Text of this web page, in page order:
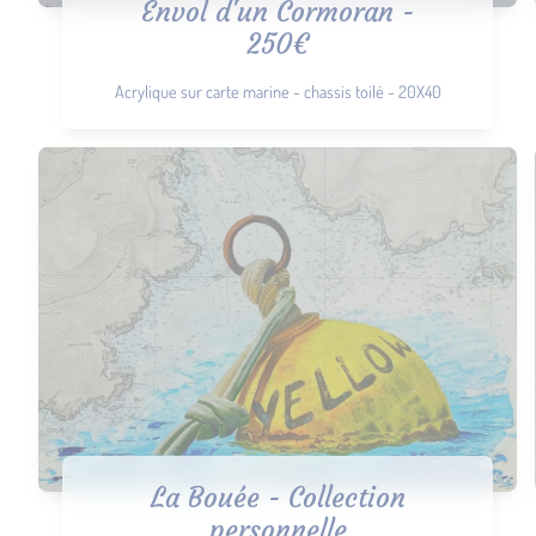
Envol d'un Cormoran -
250€
Acrylique sur carte marine - chassis toilé - 20X40
La Bouée - Collection